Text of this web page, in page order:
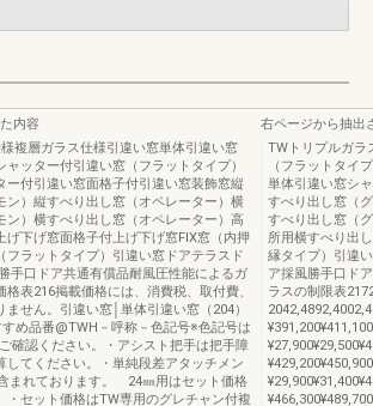
内容
複層ガラス仕様引違い窓単体引違い窓
ャッター付引違い窓（フラットタイプ）
ー付引違い窓面格子付引違い窓装飾窓縦
ン）縦すべり出し窓（オペレーター）横
ン）横すべり出し窓（オペレーター）高
げ下げ窓面格子付上げ下げ窓FIX窓（内押
フラットタイプ）引違い窓ドアテラスド
手口ドア共通有償品耐風圧性能によるガ
表216掲載価格には、消費税、取付費、
せん。引違い窓│単体引違い窓（204）
め品番@TWH－呼称－色記号※色記号は
確認ください。・アシスト把手は把手障
してください。・単純段差アタッチメン
まれております。 24㎜用はセット価格
・セット価格はTW専用のグレチャン付複
右ページから抽出
TWトリプルガラ
（フラットタイ
単体引違い窓シ
すべり出し窓（
すべり出し窓（
所用横すべり出
縁タイプ）引違
ア採風勝手口ド
ラスの制限表